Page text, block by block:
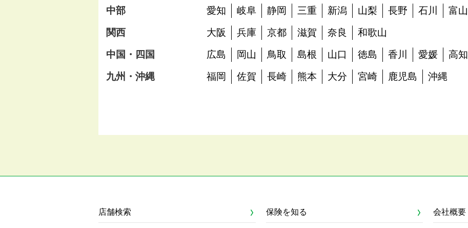
中部 愛知 岐阜 静岡 三重 新潟 山梨 長野 石川 富山
関西 大阪 兵庫 京都 滋賀 奈良 和歌山
中国・四国 広島 岡山 鳥取 島根 山口 徳島 香川 愛媛 高知
九州・沖縄 福岡 佐賀 長崎 熊本 大分 宮崎 鹿児島 沖縄
店舗検索 保険を知る 会社概要